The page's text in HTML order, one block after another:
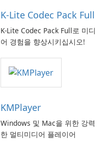
K-Lite Codec Pack Full
K-Lite Codec Pack Full로 미디
어 경험을 향상시키십시오!
KMPlayer
Windows 및 Mac을 위한 강력
한 멀티미디어 플레이어